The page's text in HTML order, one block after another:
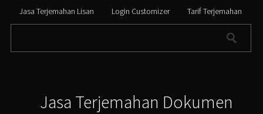
Jasa Terjemahan Lisan Login Customizer Tarif Terjemahan
Jasa Terjemahan Dokumen